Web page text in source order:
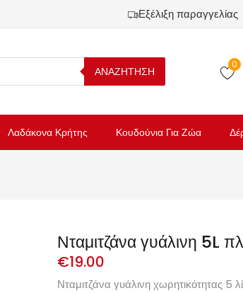
Εξέλιξη παραγγελίας
ΑΝΑΖΗΤΗΣΗ
0
Λαδάκονα Κρήτης Κουδούνια Για Ζώα
Νταμιτζάνα γυάλινη 5L
€19.00
Νταμιτζάνα γυάλινη χωρητικότητας 5